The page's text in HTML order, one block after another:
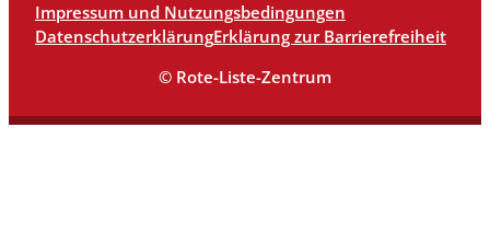
Impressum und Nutzungsbedingungen
DatenschutzerklärungErklärung zur Barrierefreiheit
© Rote-Liste-Zentrum